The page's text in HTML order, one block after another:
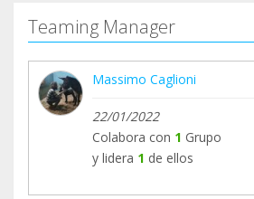
Teaming Manager
Massimo Caglioni
22/01/2022
Colabora con 1 Grupo
y lidera 1 de ellos